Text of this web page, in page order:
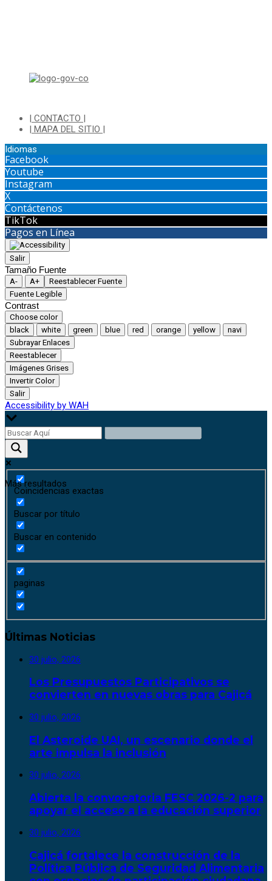
| CONTACTO |
| MAPA DEL SITIO |
Idiomas
Facebook
Youtube
Instagram
X
Contáctenos
TikTok
Pagos en Línea
Salir
Tamaño Fuente
A- A+
Reestablecer Fuente
Fuente Legible
Contrast
Choose color
black
white green blue red orange yellow
navi
Subrayar Enlaces
Reestablecer
Imágenes Grises
Invertir Color
Salir
Accessibility by WAH
Más resultados
Coincidencias exactas
Buscar por título
Buscar en contenido
paginas
Últimas Noticias
30 julio, 2026
Los Presupuestos Participativos se
convierten en nuevas obras para Cajicá
30 julio, 2026
El Asteroide UAI, un escenario donde el
arte impulsa la inclusión
30 julio, 2026
Abierta la convocatoria FESC 2026-2 para
apoyar el acceso a la educación superior
30 julio, 2026
Cajicá fortalece la construcción de la
Política Pública de Seguridad Alimentaria